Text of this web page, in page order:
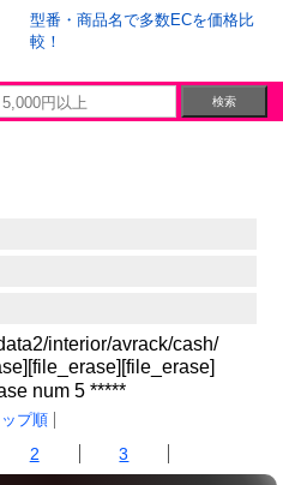
型番・商品名で多数ECを価格比
較！
interior/avrack/cash/
num 5 *****
プ順
2 3